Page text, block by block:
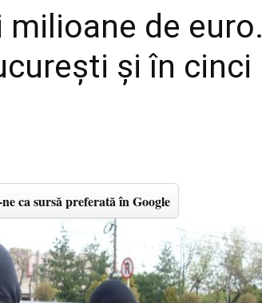
milioane de euro.
şi în cinci
ca sursă preferată în Google